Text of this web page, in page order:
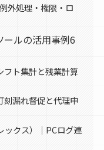
外処理・権限・ロ
ルの活用事例6
フト集計と残業計算
刻漏れ督促と代理申
クス）｜PCログ連